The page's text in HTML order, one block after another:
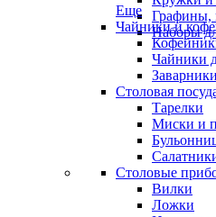
Наборы
Еще
Чайники и
Чайники
Заварники
Столовая
Тарелки
Миски и
Столовые
Вилки
Ложки